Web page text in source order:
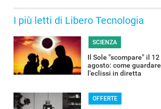
I più letti di Libero Tecnologia
SCIENZA
Il Sole "scompare" il 12
agosto: come guardare
l'eclissi in diretta
OFFERTE